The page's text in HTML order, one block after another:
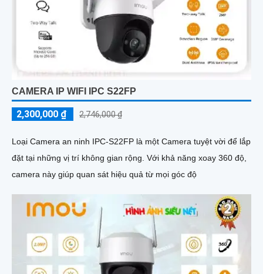
CAMERA IP WIFI IPC S22FP
2,300,000 ₫ 2,746,000 ₫
Loại Camera an ninh IPC-S22FP là một Camera tuyệt vời để lắp
đặt tại những vị trí không gian rộng. Với khả năng xoay 360 độ,
camera này giúp quan sát hiệu quả từ mọi góc độ